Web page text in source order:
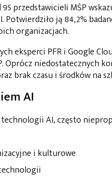
przedstawicieli MŚP
Potwierdziło ją 84,2%
organizacjach.
eksperci PFR i Google
Oprócz niedostatecznych
brak czasu i środków na
AI
AI, często
i kulturowe